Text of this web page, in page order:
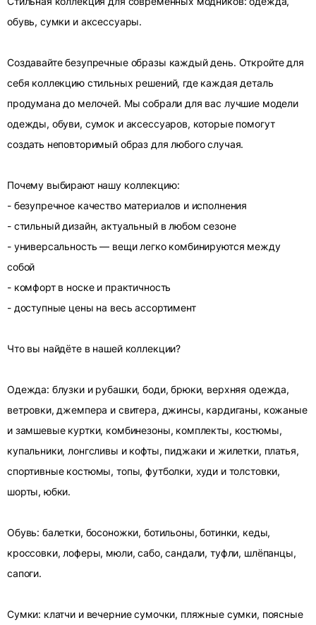
обувь, сумки и аксессуары.
Создавайте безупречные образы каждый день. Откройте для
себя коллекцию стильных решений, где каждая деталь
продумана до мелочей. Мы собрали для вас лучшие модели
одежды, обуви, сумок и аксессуаров, которые помогут
создать неповторимый образ для любого случая.
Почему выбирают нашу коллекцию:
- безупречное качество материалов и исполнения
- стильный дизайн, актуальный в любом сезоне
- универсальность — вещи легко комбинируются между
собой
- комфорт в носке и практичность
- доступные цены на весь ассортимент
Что вы найдёте в нашей коллекции?
Одежда: блузки и рубашки, боди, брюки, верхняя одежда,
ветровки, джемпера и свитера, джинсы, кардиганы, кожаные
и замшевые куртки, комбинезоны, комплекты, костюмы,
купальники, лонгсливы и кофты, пиджаки и жилетки, платья,
спортивные костюмы, топы, футболки, худи и толстовки,
шорты, юбки.
Обувь: балетки, босоножки, ботильоны, ботинки, кеды,
кроссовки, лоферы, мюли, сабо, сандали, туфли, шлёпанцы,
сапоги.
Сумки: клатчи и вечерние сумочки, пляжные сумки, поясные